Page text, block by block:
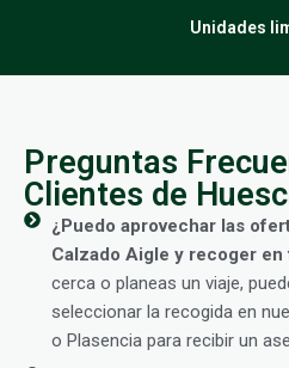
Unidades
Preguntas
Clientes de
¿Puedo aprovechar las
Calzado Aigle y recoger en
cerca o planeas un viaje,
seleccionar la recogida en
o Plasencia para recibir un